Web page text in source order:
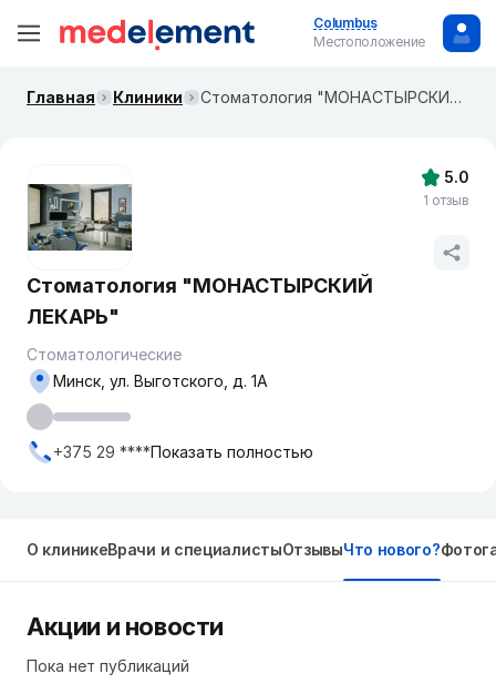
Columbus
Местоположение
Главная Клиники Стоматология "МОНАСТЫРСКИЙ ЛЕКАРЬ"
Стоматология "МОНАСТЫРСКИЙ
ЛЕКАРЬ"
Стоматологические
Минск, ул. Выготского, д. 1А
+375 29 ****Показать полностью
5.0
1 отзыв
О клиникеВрачи и специалистыОтзывыЧто нового?
Акции и новости
Пока нет публикаций